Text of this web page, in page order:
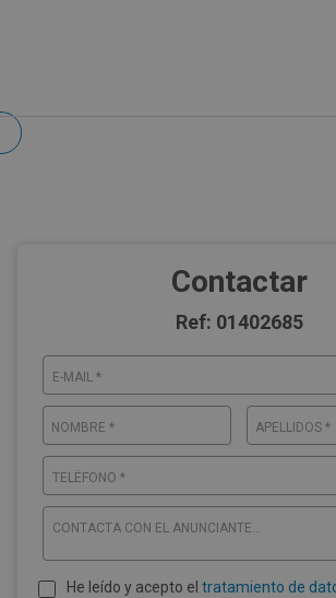
Contactar
Ref: 01402685
E-MAIL *
NOMBRE * APELLIDOS *
TELÉFONO *
CONTACTA CON EL ANUNCIANTE...
He leído y acepto el tratamiento de